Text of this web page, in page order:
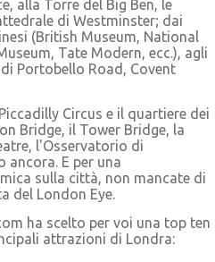
alla Torre del Big Ben, le
di Westminster; dai
(British Museum, National
Tate Modern, ecc.), agli
Portobello Road, Covent
Circus e il quartiere dei
Bridge, il Tower Bridge, la
l'Osservatorio di
ancora. E per una
sulla città, non mancate di
del London Eye.
ha scelto per voi una top ten
attrazioni di Londra: